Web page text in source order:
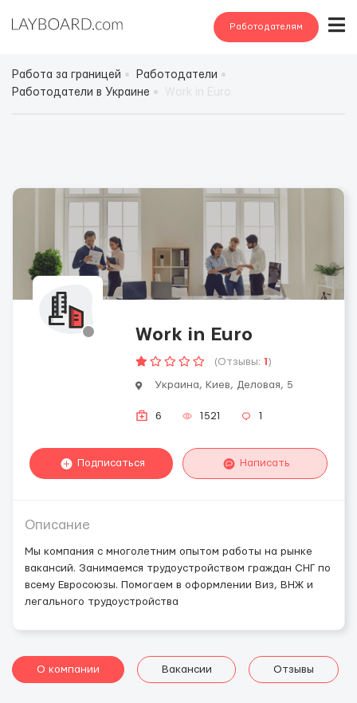
Работодателям
Работа за границей
Работодатели
Работодатели в Украине
Work in Euro
(Отзывы: 1 )
Украина, Киев, Деловая, 5
6 1521 1
Подписаться Написать
Описание
Мы компания с многолетним опытом работы на рынке
вакансий. Занимаемся трудоустройством граждан СНГ по
всему Евросоюзы. Помогаем в оформлении Виз, ВНЖ и
легального трудоустройства
О компании Вакансии Отзывы